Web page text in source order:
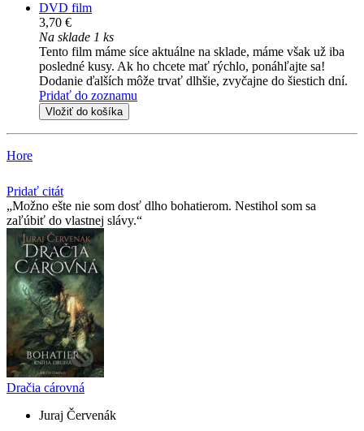
DVD film
3,70 €
Na sklade 1 ks
Tento film máme síce aktuálne na sklade, máme však už iba
posledné kusy. Ak ho chcete mať rýchlo, ponáhľajte sa!
Dodanie ďalších môže trvať dlhšie, zvyčajne do šiestich dní.
Pridať do zoznamu
Vložiť do košíka
Hore
Pridať citát
Možno ešte nie som dosť dlho bohatierom. Nestihol som sa
zaľúbiť do vlastnej slávy.
Dračia cárovná
Juraj Červenák